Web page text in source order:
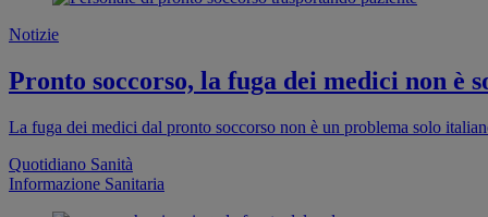
Notizie
Pronto soccorso, la fuga dei medici non è
La fuga dei medici dal pronto soccorso non è un problema solo
Quotidiano Sanità
Informazione Sanitaria